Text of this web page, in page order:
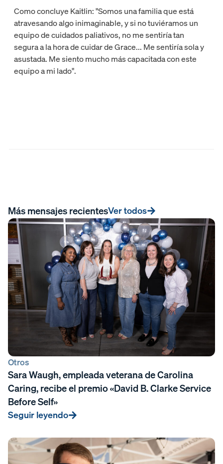
Como concluye Kaitlin: "Somos una familia que está
atravesando algo inimaginable, y si no tuviéramos un
equipo de cuidados paliativos, no me sentiría tan
segura a la hora de cuidar de Grace... Me sentiría sola y
asustada. Me siento mucho más capacitada con este
equipo a mi lado".
Más mensajes recientesVer todos
Otros
Sara Waugh, empleada veterana de Carolina
Caring, recibe el premio «David B. Clarke Service
Before Self»
Seguir leyendo